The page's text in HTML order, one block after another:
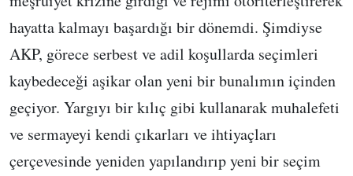
hayatta kalmayı başardığı bir dönemdi. Şimdiyse
AKP, görece serbest ve adil koşullarda seçimleri
kaybedeceği aşikar olan yeni bir bunalımın içinden
geçiyor. Yargıyı bir kılıç gibi kullanarak muhalefeti
ve sermayeyi kendi çıkarları ve ihtiyaçları
çerçevesinde yeniden yapılandırıp yeni bir seçim